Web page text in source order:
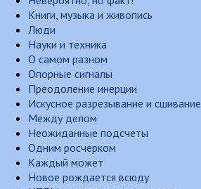
Книги, музыка и живопись
Люди
Науки и техника
О самом разном
Опорные сигналы
Преодоление инерции
Искусное разрезывание и сшивание
Между делом
Неожиданные подсчеты
Одним росчерком
Каждый может
Новое рождается всюду